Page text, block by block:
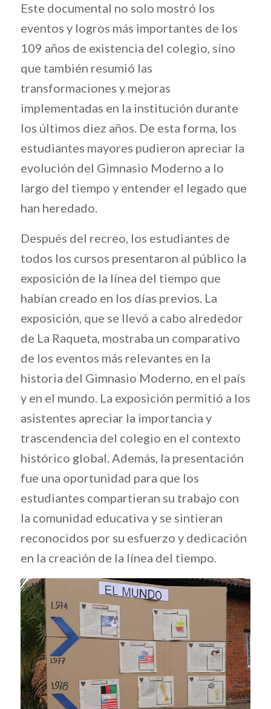
Este documental no solo mostró los
eventos y logros más importantes de los
109 años de existencia del colegio, sino
que también resumió las
transformaciones y mejoras
implementadas en la institución durante
los últimos diez años. De esta forma, los
estudiantes mayores pudieron apreciar la
evolución del Gimnasio Moderno a lo
largo del tiempo y entender el legado que
han heredado.
Después del recreo, los estudiantes de
todos los cursos presentaron al público la
exposición de la línea del tiempo que
habían creado en los días previos. La
exposición, que se llevó a cabo alrededor
de La Raqueta, mostraba un comparativo
de los eventos más relevantes en la
historia del Gimnasio Moderno, en el país
y en el mundo. La exposición permitió a los
asistentes apreciar la importancia y
trascendencia del colegio en el contexto
histórico global. Además, la presentación
fue una oportunidad para que los
estudiantes compartieran su trabajo con
la comunidad educativa y se sintieran
reconocidos por su esfuerzo y dedicación
en la creación de la línea del tiempo.